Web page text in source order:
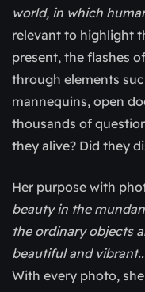
world, in which
relevant to highlight
present, the flashes
through elements
mannequins, open
thousands of
they alive? Did they
Her purpose with
beauty in the
the ordinary objects
beautiful and
With every photo,